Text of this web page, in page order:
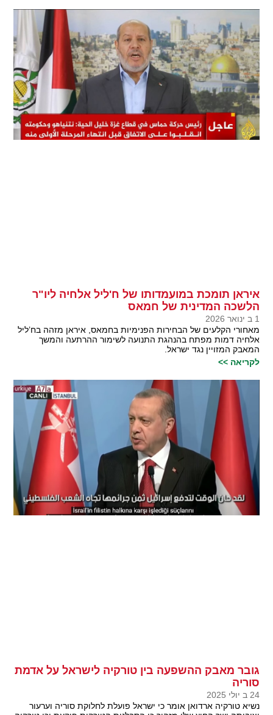
איראן תומכת במועמדותו של ח'ליל אלחיה ליו"ר
הלשכה המדינית של חמאס
1 ב ינואר 2026
מאחורי הקלעים של הבחירות הפנימיות בחמאס, איראן מזהה בח’ליל
אלחיה דמות מפתח בהנהגת התנועה לשימור ההרתעה והמשך
המאבק המזויין נגד ישראל.
לקריאה >>
גובר מאבק ההשפעה בין טורקיה לישראל על אדמת
סוריה
24 ב יולי 2025
נשיא טורקיה ארדואן אומר כי ישראל פועלת לחלוקת סוריה וערעור